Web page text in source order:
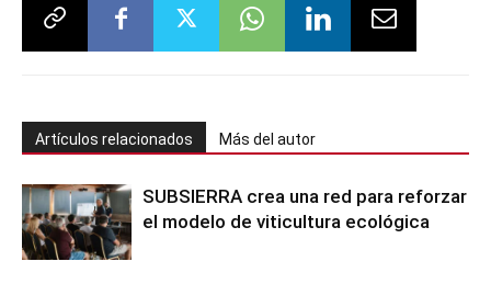
Artículos relacionados Más del autor
SUBSIERRA crea una red para reforzar
el modelo de viticultura ecológica